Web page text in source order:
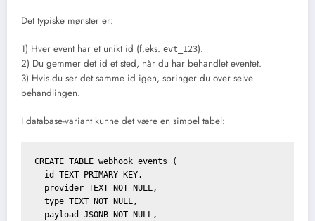
Det typiske mønster er:
1) Hver event har et unikt id (f.eks. evt_123).
2) Du gemmer det id et sted, når du har behandlet eventet.
3) Hvis du ser det samme id igen, springer du over selve
behandlingen.
I database-variant kunne det være en simpel tabel:
CREATE TABLE webhook_events (
  id TEXT PRIMARY KEY,
  provider TEXT NOT NULL,
  type TEXT NOT NULL,
  payload JSONB NOT NULL,